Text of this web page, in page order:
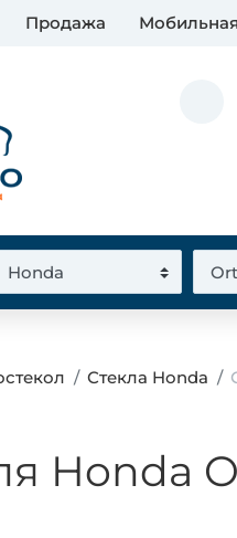
Продажа
Стекла Honda
Honda